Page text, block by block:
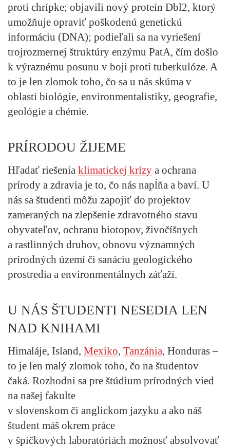
proti chrípke; objavili nový proteín Dbl2, ktorý
umožňuje opraviť poškodenú genetickú
informáciu (DNA); podieľali sa na vyriešení
trojrozmernej štruktúry enzýmu PatA, čím došlo
k výraznému posunu v boji proti tuberkulóze. A
to je len zlomok toho, čo sa u nás skúma v
oblasti biológie, environmentalistiky, geografie,
geológie a chémie.
PRÍRODOU ŽIJEME
Hľadať riešenia klimatickej krízy a ochrana
prírody a zdravia je to, čo nás napĺňa a baví. U
nás sa študenti môžu zapojiť do projektov
zameraných na zlepšenie zdravotného stavu
obyvateľov, ochranu biotopov, živočíšnych
a rastlinných druhov, obnovu významných
prírodných území či sanáciu geologického
prostredia a environmentálnych záťaží.
U NÁS ŠTUDENTI NESEDIA LEN
NAD KNIHAMI
Himaláje, Island, Mexiko, Tanzánia, Honduras –
to je len malý zlomok toho, čo na študentov
čaká. Rozhodni sa pre štúdium prírodných vied
na našej fakulte
v slovenskom či anglickom jazyku a ako náš
študent máš okrem práce
v špičkových laboratóriách možnosť absolvovať